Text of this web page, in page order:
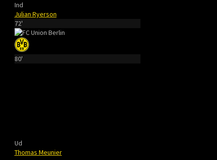
Ind
Julian Ryerson
72'
80'
Ud
Thomas Meunier